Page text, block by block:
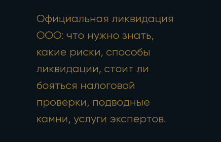
Официальная ликвидация
ООО: что нужно знать,
какие риски, способы
ликвидации, стоит ли
бояться налоговой
проверки, подводные
камни, услуги экспертов.